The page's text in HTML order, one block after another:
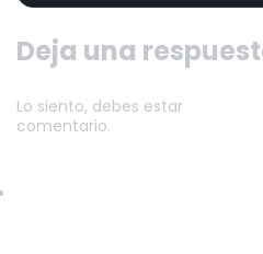
Deja una
Lo siento, debes estar
comentario.